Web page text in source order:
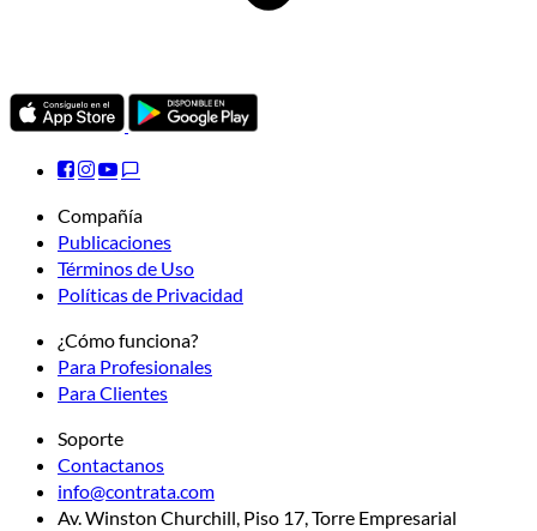
Compañía
Publicaciones
Términos de Uso
Políticas de Privacidad
¿Cómo funciona?
Para Profesionales
Para Clientes
Soporte
Contactanos
info@contrata.com
Av. Winston Churchill, Piso 17, Torre Empresarial